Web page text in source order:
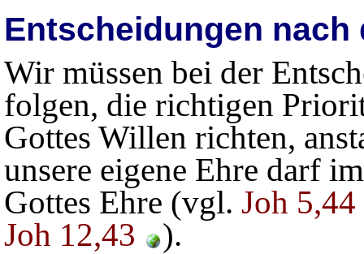
Entscheidungen
Wir müssen bei der
folgen, die richtigen
Gottes Willen richten,
unsere eigene Ehre darf
Gottes Ehre (vgl. Joh 5,44
Joh 12,43
).